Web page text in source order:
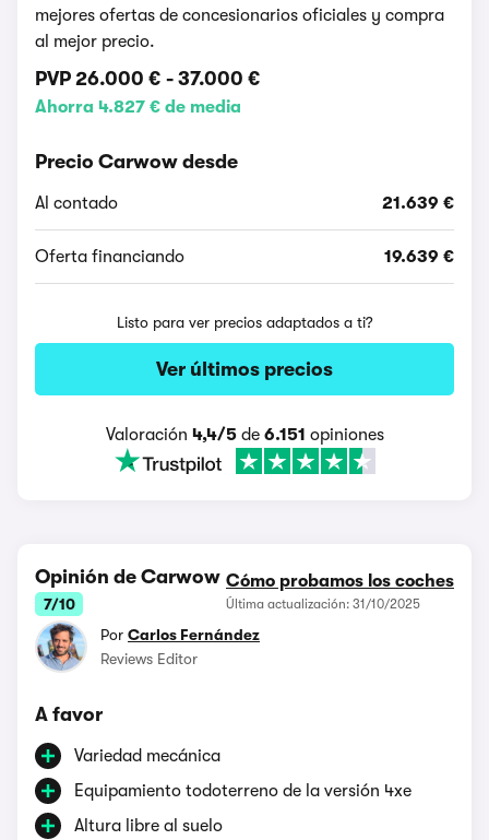
mejores ofertas de concesionarios oficiales y compra
al mejor precio.
PVP 26.000 € - 37.000 €
Ahorra 4.827 € de media
Precio Carwow desde
Al contado 21.639 €
Oferta financiando 19.639 €
Listo para ver precios adaptados a ti?
Ver últimos precios
Valoración 4,4/5de 6.151 opiniones
Opinión de Carwow
7/10
Cómo probamos los coches
Última actualización: 31/10/2025
Por Carlos Fernández
Reviews Editor
A favor
Variedad mecánica
Equipamiento todoterreno de la versión 4xe
Altura libre al suelo